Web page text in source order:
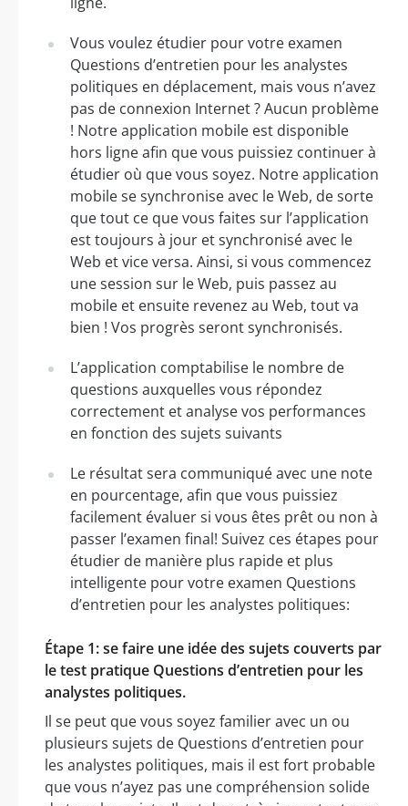
Vous voulez étudier pour votre examen
Questions d’entretien pour les analystes
politiques en déplacement, mais vous n’avez
pas de connexion Internet ? Aucun problème
! Notre application mobile est disponible
hors ligne afin que vous puissiez continuer à
étudier où que vous soyez. Notre application
mobile se synchronise avec le Web, de sorte
que tout ce que vous faites sur l’application
est toujours à jour et synchronisé avec le
Web et vice versa. Ainsi, si vous commencez
une session sur le Web, puis passez au
mobile et ensuite revenez au Web, tout va
bien ! Vos progrès seront synchronisés.
L’application comptabilise le nombre de
questions auxquelles vous répondez
correctement et analyse vos performances
en fonction des sujets suivants
Le résultat sera communiqué avec une note
en pourcentage, afin que vous puissiez
facilement évaluer si vous êtes prêt ou non à
passer l’examen final! Suivez ces étapes pour
étudier de manière plus rapide et plus
intelligente pour votre examen Questions
d’entretien pour les analystes politiques:
Étape 1: se faire une idée des sujets couverts par
le test pratique Questions d’entretien pour les
analystes politiques.
Il se peut que vous soyez familier avec un ou
plusieurs sujets de Questions d’entretien pour
les analystes politiques, mais il est fort probable
que vous n’ayez pas une compréhension solide